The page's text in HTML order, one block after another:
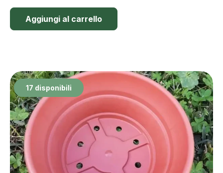
Aggiungi al carrello
17 disponibili